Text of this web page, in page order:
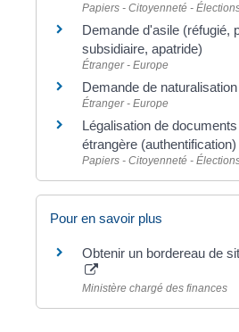
Papiers - Citoyenneté -
Demande d'asile (réfugié,
subsidiaire, apatride)
Étranger - Europe
Demande de naturalisation
Étranger - Europe
Légalisation de
étrangère (authentification)
Papiers - Citoyenneté -
Pour en savoir plus
Obtenir un bordereau de
Ministère chargé des finances